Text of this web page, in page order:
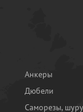
Анкеры
Дюбели
Саморезы,